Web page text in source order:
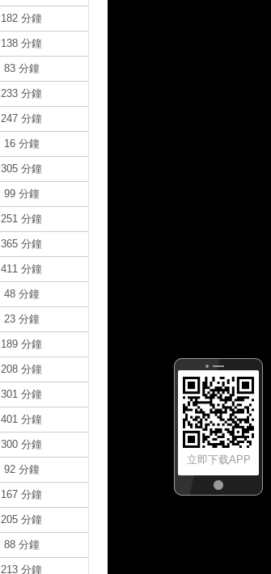
立即下载APP
182 分鐘
138 分鐘
83 分鐘
233 分鐘
247 分鐘
16 分鐘
305 分鐘
99 分鐘
251 分鐘
365 分鐘
411 分鐘
48 分鐘
23 分鐘
189 分鐘
208 分鐘
301 分鐘
401 分鐘
300 分鐘
92 分鐘
167 分鐘
205 分鐘
88 分鐘
213 分鐘